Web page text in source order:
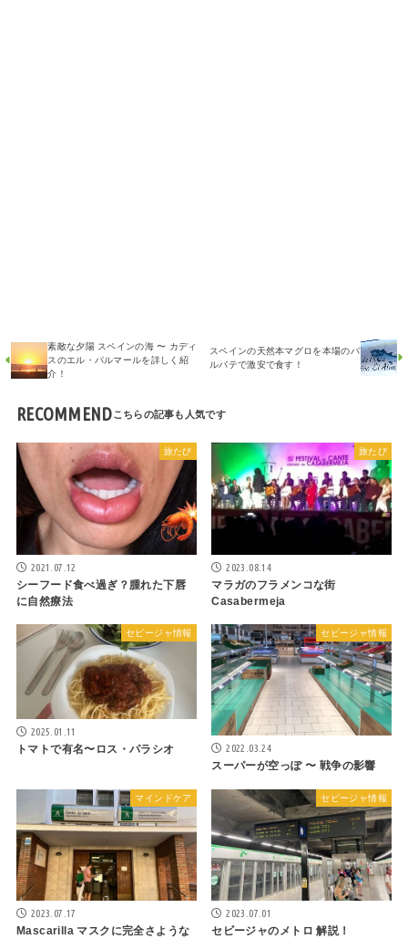
素敵な夕陽 スペインの海 〜 カディ
スのエル・パルマールを詳しく紹
介！
スペインの天然本マグロを本場のバ
ルバテで激安で食す！
RECOMMEND
旅たび
2021.07.12
シーフード食べ過ぎ？腫れた下唇
に自然療法
旅たび
2023.08.14
マラガのフラメンコな街
Casabermeja
セビージャ情報
2025.01.11
トマトで有名〜ロス・パラシオ
セビージャ情報
2022.03.24
スーパーが空っぽ 〜 戦争の影響
マインドケア
2023.07.17
Mascarilla マスクに完全さような
セビージャ情報
2023.07.01
セビージャのメトロ 解説！